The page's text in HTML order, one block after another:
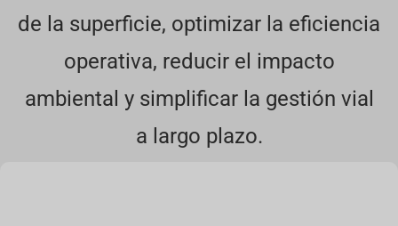
de la superficie, optimizar la eficiencia
operativa, reducir el impacto
ambiental y simplificar la gestión vial
a largo plazo.